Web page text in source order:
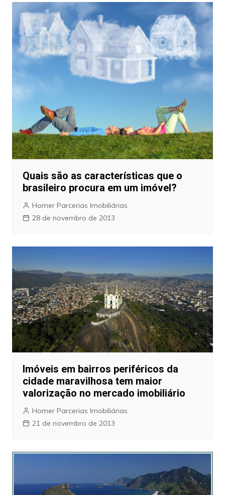
Quais são as características que o
brasileiro procura em um imóvel?
Homer Parcerias Imobiliárias
28 de novembro de 2013
Imóveis em bairros periféricos da
cidade maravilhosa tem maior
valorização no mercado imobiliário
Homer Parcerias Imobiliárias
21 de novembro de 2013